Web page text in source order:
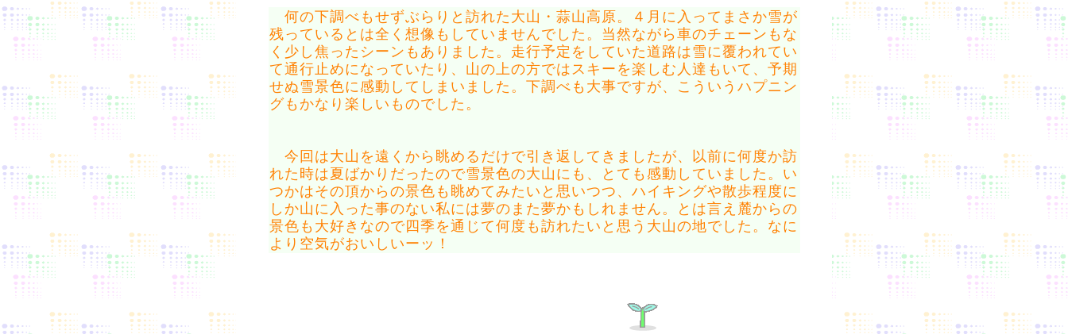
何の下調べもせずぶらりと訪れた大山・蒜山高原。４月に入ってまさか雪が
残っているとは全く想像もしていませんでした。当然ながら車のチェーンもな
く少し焦ったシーンもありました。走行予定をしていた道路は雪に覆われてい
て通行止めになっていたり、山の上の方ではスキーを楽しむ人達もいて、予期
せぬ雪景色に感動してしまいました。下調べも大事ですが、こういうハプニン
グもかなり楽しいものでした。
今回は大山を遠くから眺めるだけで引き返してきましたが、以前に何度か訪
れた時は夏ばかりだったので雪景色の大山にも、とても感動していました。い
つかはその頂からの景色も眺めてみたいと思いつつ、ハイキングや散歩程度に
しか山に入った事のない私には夢のまた夢かもしれません。とは言え麓からの
景色も大好きなので四季を通じて何度も訪れたいと思う大山の地でした。なに
より空気がおいしいーッ！